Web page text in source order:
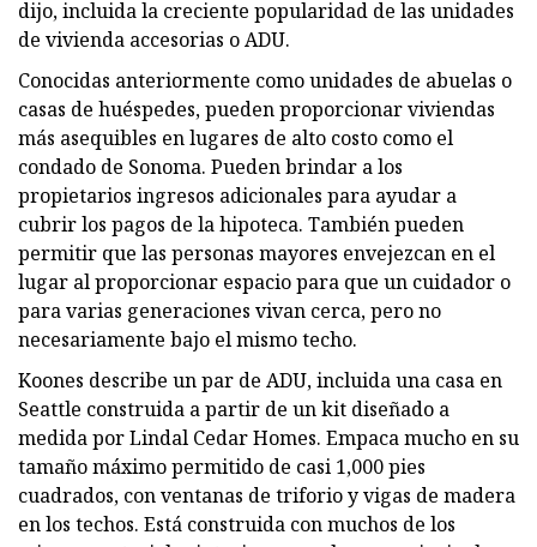
dijo, incluida la creciente popularidad de las unidades
de vivienda accesorias o ADU.
Conocidas anteriormente como unidades de abuelas o
casas de huéspedes, pueden proporcionar viviendas
más asequibles en lugares de alto costo como el
condado de Sonoma. Pueden brindar a los
propietarios ingresos adicionales para ayudar a
cubrir los pagos de la hipoteca. También pueden
permitir que las personas mayores envejezcan en el
lugar al proporcionar espacio para que un cuidador o
para varias generaciones vivan cerca, pero no
necesariamente bajo el mismo techo.
Koones describe un par de ADU, incluida una casa en
Seattle construida a partir de un kit diseñado a
medida por Lindal Cedar Homes. Empaca mucho en su
tamaño máximo permitido de casi 1,000 pies
cuadrados, con ventanas de triforio y vigas de madera
en los techos. Está construida con muchos de los